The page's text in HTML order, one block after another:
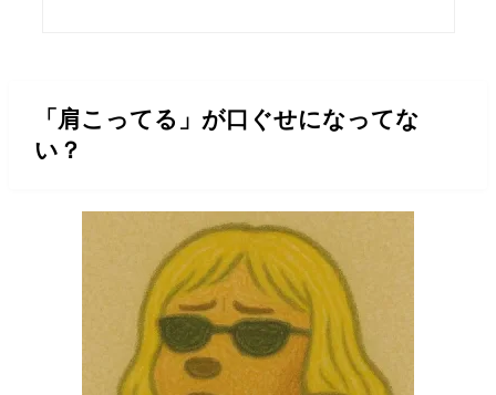
「肩こってる」が口ぐせになってな
い？